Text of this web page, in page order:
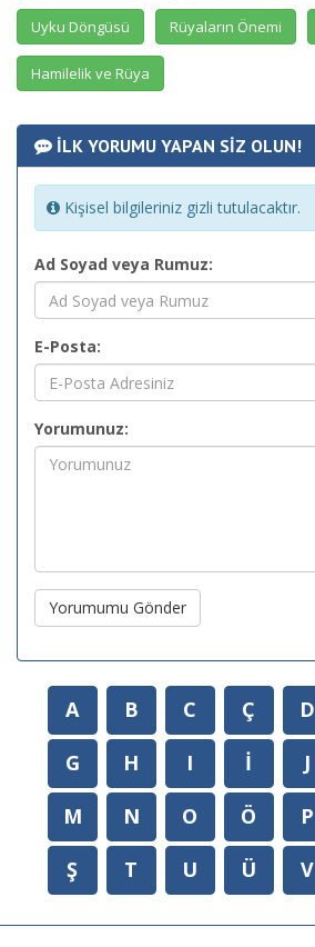
Uyku Döngüsü Rüyaların Önemi
Hamilelik ve Rüya
İLK YORUMU YAPAN SİZ OLUN!
Kişisel bilgileriniz gizli tutulacaktır.
Ad Soyad veya Rumuz:
E-Posta:
Yorumunuz:
Yorumumu Gönder
A B C Ç D
G
H I İ J
M
N O Ö P
Ş
T U Ü V